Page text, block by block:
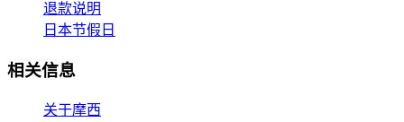
退款说明
日本节假日
相关信息
关于摩西